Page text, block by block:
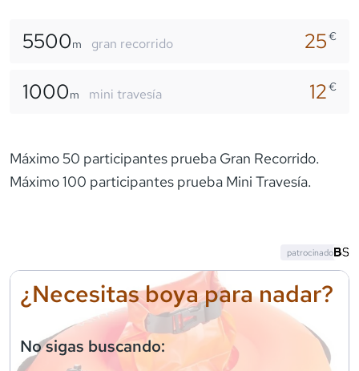
5500m gran recorrido 25€
1000m mini travesía 12€
Máximo 50 participantes prueba Gran Recorrido.
Máximo 100 participantes prueba Mini Travesía.
¿Necesitas boya para nadar?
No sigas buscando:
patrocinado